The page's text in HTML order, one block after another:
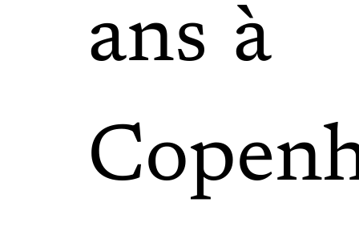
ans à